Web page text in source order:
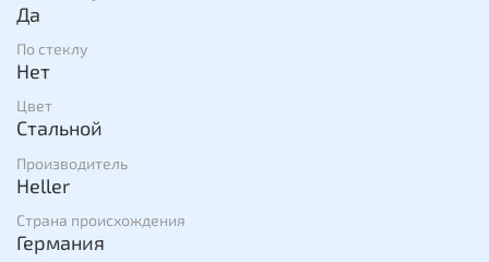
Да
По стеклу
Нет
Цвет
Стальной
Производитель
Heller
Страна происхождения
Германия